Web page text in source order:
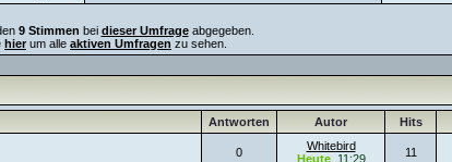
9 Stimmen bei dieser Umfrageabgegeben.
hier um alle aktiven Umfragen zu sehen.
Antworten Autor Hits
0
Whitebird
Heute, 11:29 11